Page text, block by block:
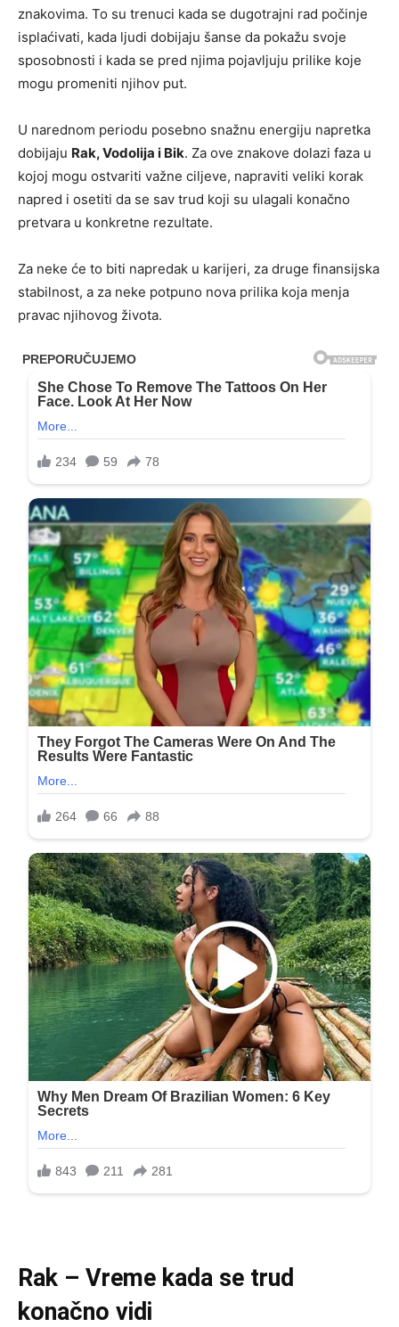
znakovima. To su trenuci kada se dugotrajni rad počinje
isplaćivati, kada ljudi dobijaju šanse da pokažu svoje
sposobnosti i kada se pred njima pojavljuju prilike koje
mogu promeniti njihov put.
U narednom periodu posebno snažnu energiju napretka
dobijaju Rak, Vodolija i Bik. Za ove znakove dolazi faza u
kojoj mogu ostvariti važne ciljeve, napraviti veliki korak
napred i osetiti da se sav trud koji su ulagali konačno
pretvara u konkretne rezultate.
Za neke će to biti napredak u karijeri, za druge finansijska
stabilnost, a za neke potpuno nova prilika koja menja
pravac njihovog života.
Rak – Vreme kada se trud
konačno vidi